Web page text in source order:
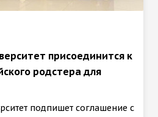
присоединится к
родстера для
подпишет соглашение с